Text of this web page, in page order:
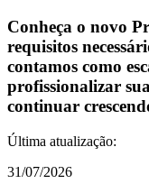
Conheça o novo
requisitos
contamos como
profissionalizar
continuar
Última atualização:
31/07/2026